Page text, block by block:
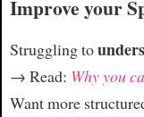
Improve your
Struggling to
→ Read: Why you
Want more